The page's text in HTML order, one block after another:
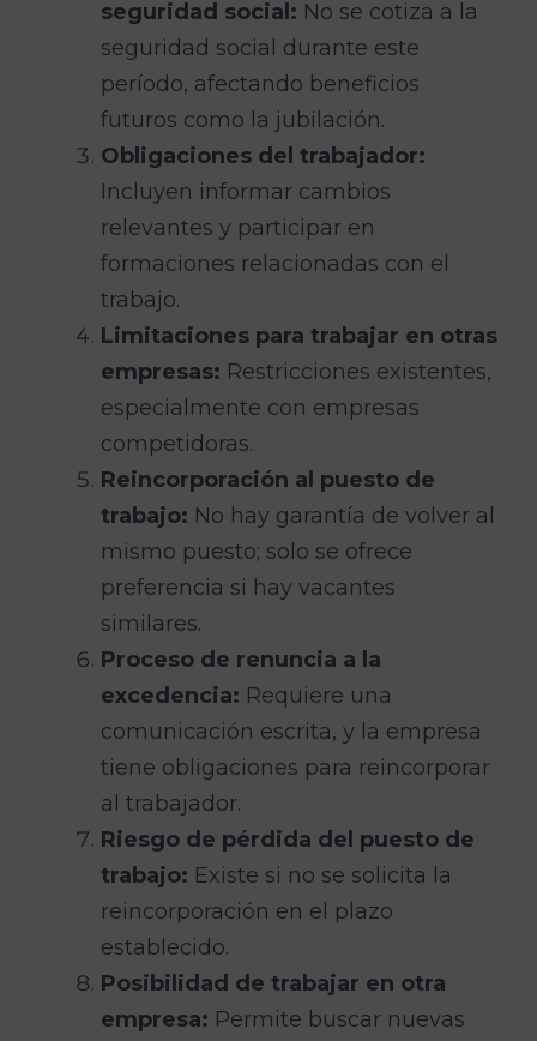
seguridad social: No se cotiza a la
seguridad social durante este
período, afectando beneficios
futuros como la jubilación.
Obligaciones del trabajador:
Incluyen informar cambios
relevantes y participar en
formaciones relacionadas con el
trabajo.
Limitaciones para trabajar en otras
empresas: Restricciones existentes,
especialmente con empresas
competidoras.
Reincorporación al puesto de
trabajo: No hay garantía de volver al
mismo puesto; solo se ofrece
preferencia si hay vacantes
similares.
Proceso de renuncia a la
excedencia: Requiere una
comunicación escrita, y la empresa
tiene obligaciones para reincorporar
al trabajador.
Riesgo de pérdida del puesto de
trabajo: Existe si no se solicita la
reincorporación en el plazo
establecido.
Posibilidad de trabajar en otra
empresa: Permite buscar nuevas